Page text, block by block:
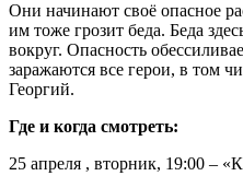
Они начинают своё опасное
им тоже грозит беда. Беда
вокруг. Опасность
заражаются все герои, в том
Георгий.
Где и когда смотреть:
25 апреля , вторник, 19:00 –